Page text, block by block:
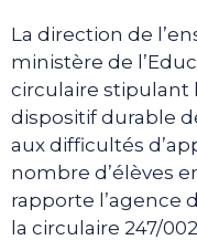
La direction de
ministère de
circulaire stipulant
dispositif durable
aux difficultés
nombre d’élèves
rapporte l’agence
la circulaire 247/